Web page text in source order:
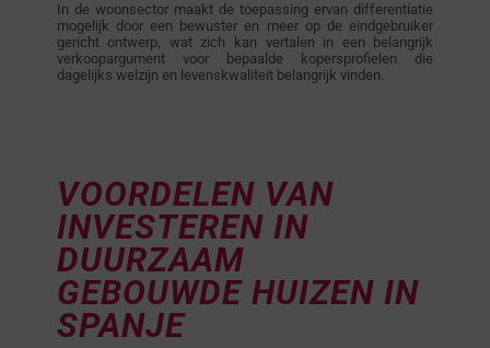
In de woonsector maakt de toepassing ervan differentiatie
mogelijk door een bewuster en meer op de eindgebruiker
gericht ontwerp, wat zich kan vertalen in een belangrijk
verkoopargument voor bepaalde kopersprofielen die
dagelijks welzijn en levenskwaliteit belangrijk vinden.
VOORDELEN VAN
INVESTEREN IN
DUURZAAM
GEBOUWDE HUIZEN IN
SPANJE